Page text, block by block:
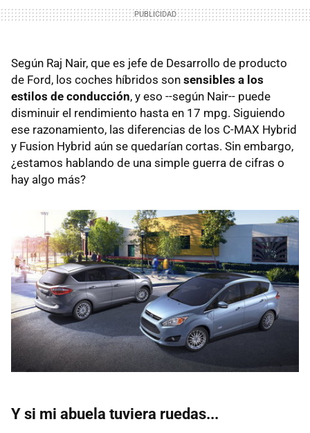
Según Raj Nair, que es jefe de Desarrollo de producto
de Ford, los coches híbridos son sensibles a los
estilos de conducción, y eso --según Nair-- puede
disminuir el rendimiento hasta en 17 mpg. Siguiendo
ese razonamiento, las diferencias de los C-MAX Hybrid
y Fusion Hybrid aún se quedarían cortas. Sin embargo,
¿estamos hablando de una simple guerra de cifras o
hay algo más?
Y si mi abuela tuviera ruedas...